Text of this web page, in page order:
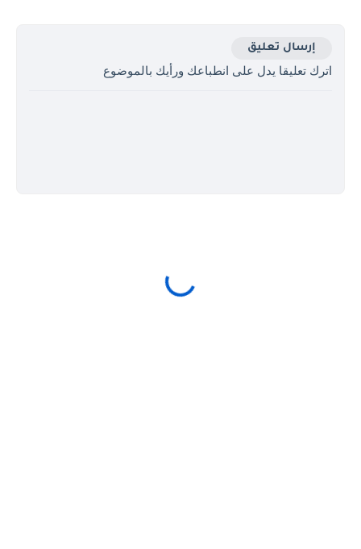
إرسال تعليق
اترك تعليقا يدل على انطباعك ورأيك بالموضوع